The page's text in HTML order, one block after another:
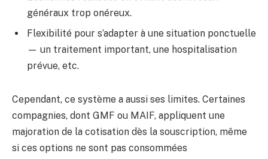
généraux trop onéreux.
Flexibilité pour s’adapter à une situation ponctuelle
— un traitement important, une hospitalisation
prévue, etc.
Cependant, ce système a aussi ses limites. Certaines
compagnies, dont GMF ou MAIF, appliquent une
majoration de la cotisation dès la souscription, même
si ces options ne sont pas consommées